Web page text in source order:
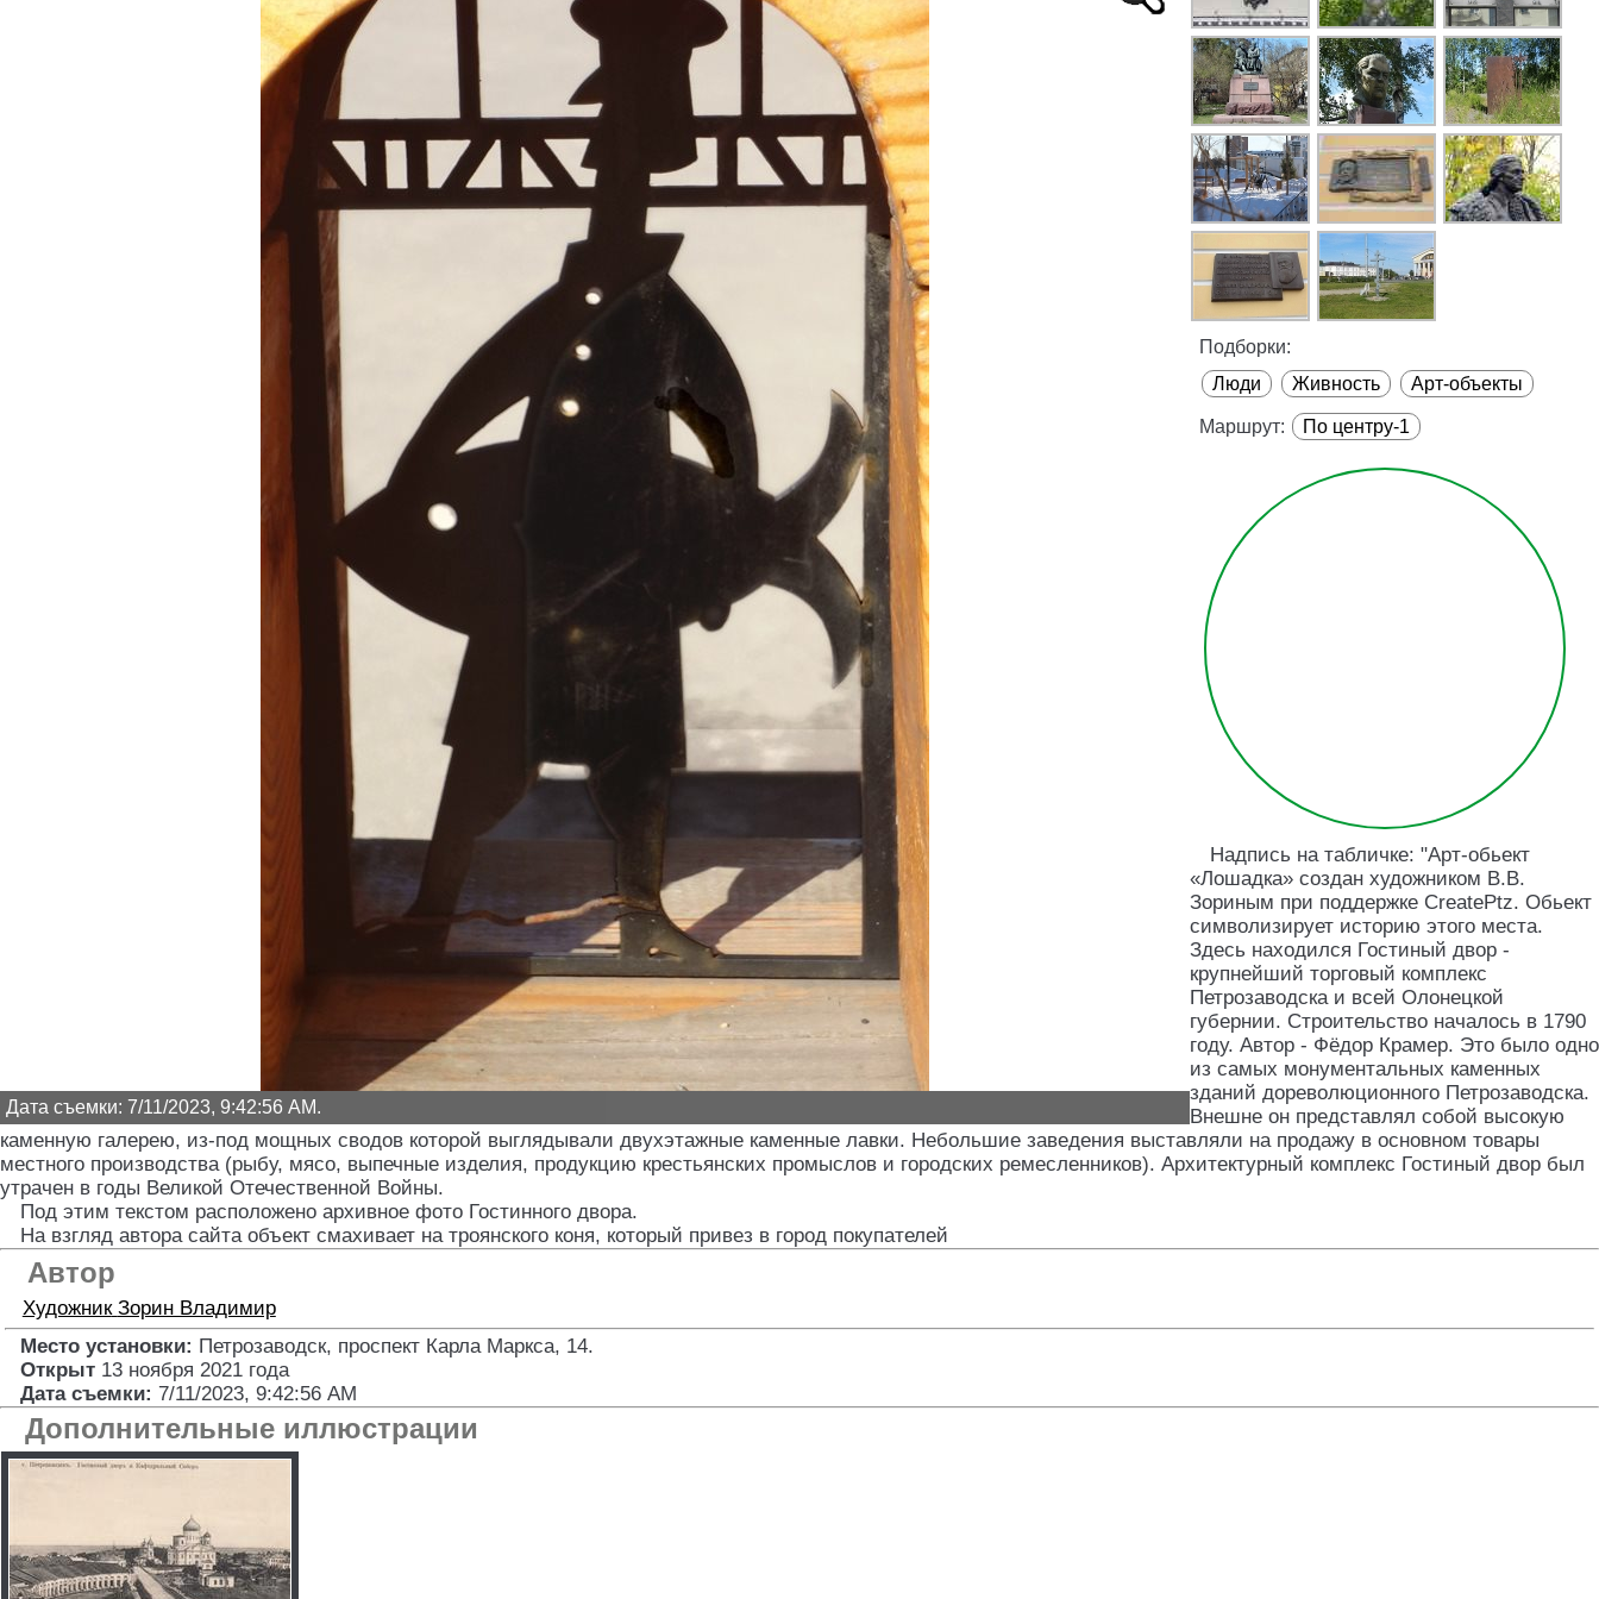
Дата съемки: 7/11/2023, 9:42:56 AM.
Подборки:
Люди
Живность Арт-объекты
Маршрут: По центру-1
Надпись на табличке: "Арт-обьект
«Лошадка» создан художником В.В.
Зориным при поддержке CreatePtz. Обьект
символизирует историю этого места.
Здесь находился Гостиный двор -
крупнейший торговый комплекс
Петрозаводска и всей Олонецкой
губернии. Строительство началось в 1790
году. Автор - Фёдор Крамер. Это было одно
из самых монументальных каменных
зданий дореволюционного Петрозаводска.
Внешне он представлял собой высокую
каменную галерею, из-под мощных сводов которой выглядывали двухэтажные каменные лавки. Небольшие заведения выставляли на продажу в основном товары
местного производства (рыбу, мясо, выпечные изделия, продукцию крестьянских промыслов и городских ремесленников). Архитектурный комплекс Гостиный двор был
утрачен в годы Великой Отечественной Войны.
Под этим текстом расположено архивное фото Гостинного двора.
На взгляд автора сайта объект смахивает на троянского коня, который привез в город покупателей
Автор
Художник Зорин Владимир
Место установки: Петрозаводск, проспект Карла Маркса, 14.
Открыт 13 ноября 2021 года
Дата съемки: 7/11/2023, 9:42:56 AM
Дополнительные иллюстрации